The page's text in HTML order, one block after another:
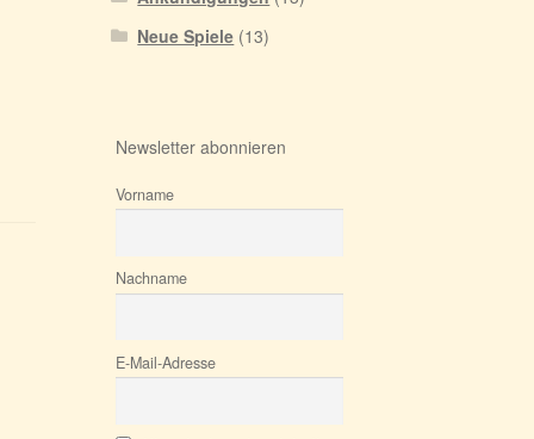
Neue Spiele (13)
Newsletter abonnieren
Vorname
Nachname
E-Mail-Adresse